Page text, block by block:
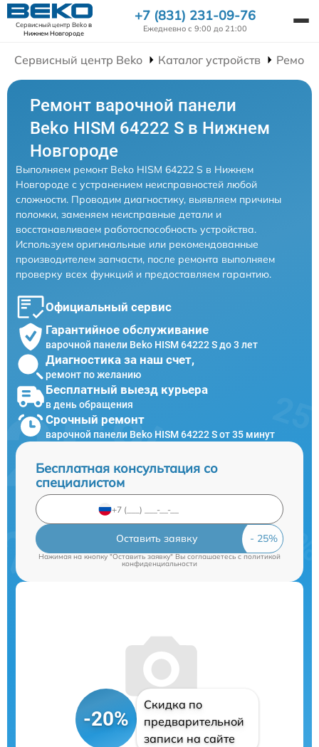
Сервисный центр Bekoв
Нижнем Новгороде
+7 (831) 231-09-76
Ежедневно с 9:00 до 21:00
Сервисный центр Beko Каталог устройств
Ремонт варочной панели
Beko HISM 64222 S в Нижнем
Новгороде
Выполняем ремонт Beko HISM 64222 S в Нижнем
Новгороде с устранением неисправностей любой
сложности. Проводим диагностику, выявляем причины
поломки, заменяем неисправные детали и
восстанавливаем работоспособность устройства.
Используем оригинальные или рекомендованные
производителем запчасти, после ремонта выполняем
проверку всех функций и предоставляем гарантию.
Официальный сервис
Гарантийное обслуживание
варочной панели Beko HISM 64222 S до 3 лет
Диагностика за наш счет,
ремонт по желанию
Бесплатный выезд курьера
в день обращения
Срочный ремонт
варочной панели Beko HISM 64222 S от 35 минут
Бесплатная консультация со
специалистом
Оставить заявку
Нажимая на кнопку "Оставить заявку" Вы соглашаетесь c политикой
конфиденциальности
-20%
Скидка по
предварительной
записи на сайте